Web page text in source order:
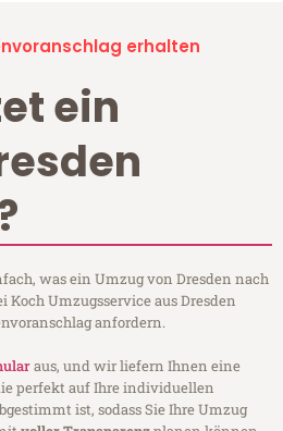
erhalten
ein
was ein Umzug von Dresden nach
Koch Umzugsservice aus Dresden
anfordern.
aus, und wir liefern Ihnen eine
perfekt auf Ihre individuellen
ist, sodass Sie Ihre Umzug